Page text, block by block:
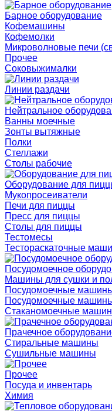
Барное оборудование
Кофемашины
Кофемолки
Микроволновые печи
Прочее
Соковыжималки
Линии раздачи
Нейтральное
Ванны моечные
Зонты вытяжные
Полки
Стеллажи
Столы рабочие
Оборудование для
Мукопросеиватели
Печи для пиццы
Пресс для пиццы
Столы для пиццы
Тестомесы
Тестораскаточные
Посудомоечное
Машины для сушки и
Посудомоечные машины
Посудомоечные машины
Стаканомоечные
Прачечное
Стиральные машины
Сушильные машины
Прочее
Посуда и инвентарь
Химия